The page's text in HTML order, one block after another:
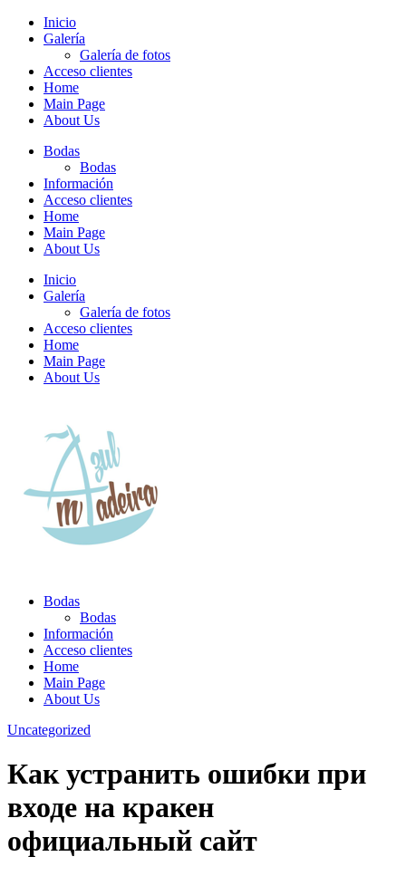
Inicio
Galería
Galería de fotos
Acceso clientes
Home
Main Page
About Us
Bodas
Bodas
Información
Acceso clientes
Home
Main Page
About Us
Inicio
Galería
Galería de fotos
Acceso clientes
Home
Main Page
About Us
Bodas
Bodas
Información
Acceso clientes
Home
Main Page
About Us
Uncategorized
Как устранить ошибки при
входе на кракен
официальный сайт